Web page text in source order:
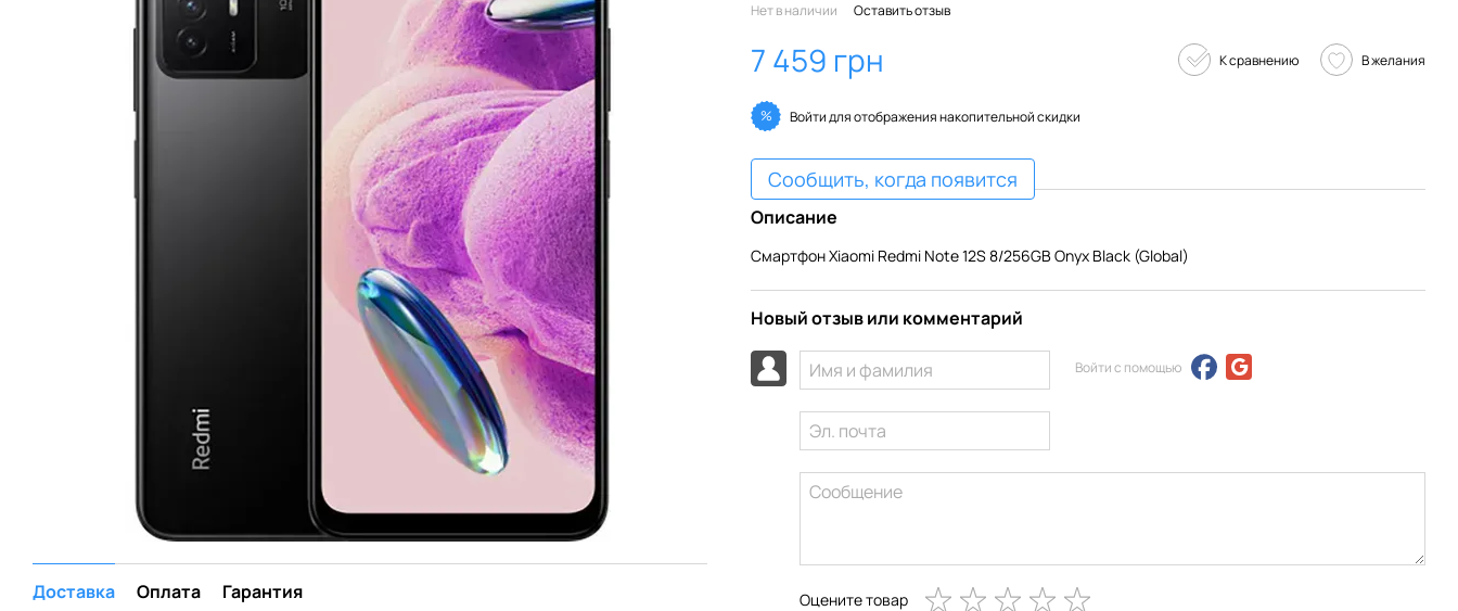
Доставка Оплата Гарантия
Нет в наличии Оставить отзыв
7 459 грн К сравнению В желания
% Войтидля отображения накопительной скидки
Сообщить, когда появится
Описание
Смартфон Xiaomi Redmi Note 12S 8/256GB Onyx Black (Global)
Новый отзыв или комментарий
Войти с помощью
Оцените товар